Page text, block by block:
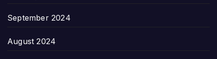
September 2024
August 2024